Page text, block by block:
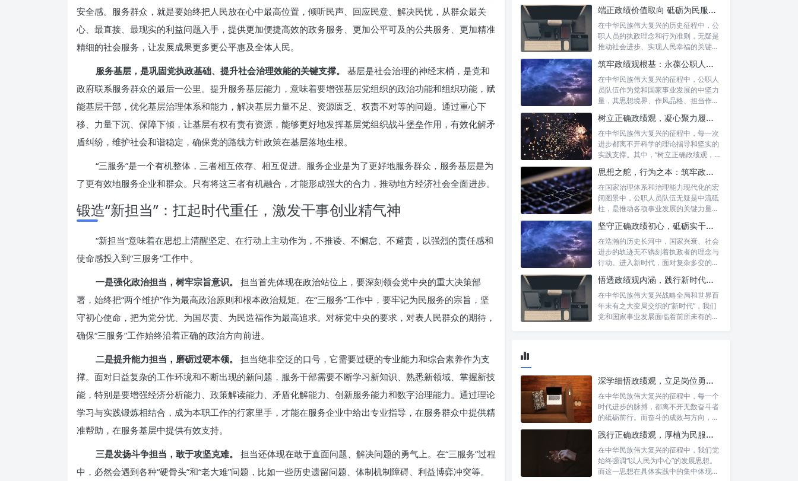
安全感。服务群众，就是要始终把人民放在心中最高位置，倾听民声、回应民意、解决民忧，从群众最关
心、最直接、最现实的利益问题入手，提供更加便捷高效的政务服务、更加公平可及的公共服务、更加精准
精细的社会服务，让发展成果更多更公平惠及全体人民。
服务基层，是巩固党执政基础、提升社会治理效能的关键支撑。
基层是社会治理的神经末梢，是党和
政府联系服务群众的最后一公里。提升服务基层能力，意味着要增强基层党组织的政治功能和组织功能，赋
能基层干部，优化基层治理体系和能力，解决基层力量不足、资源匮乏、权责不对等的问题。通过重心下
移、力量下沉、保障下倾，让基层有权有责有资源，能够更好地发挥基层党组织战斗堡垒作用，有效化解矛
盾纠纷，维护社会和谐稳定，确保党的路线方针政策在基层落地生根。
“三服务”是一个有机整体，三者相互依存、相互促进。服务企业是为了更好地服务群众，服务基层是为
了更有效地服务企业和群众。只有将这三者有机融合，才能形成强大的合力，推动地方经济社会全面进步。
锻造“新担当”：扛起时代重任，激发干事创业精气神
“新担当”意味着在思想上清醒坚定、在行动上主动作为，不推诿、不懈怠、不避责，以强烈的责任感和
使命感投入到“三服务”工作中。
一是强化政治担当，树牢宗旨意识。
担当首先体现在政治站位上，要深刻领会党中央的重大决策部
署，始终把“两个维护”作为最高政治原则和根本政治规矩。在“三服务”工作中，要牢记为民服务的宗旨，坚
守初心使命，把为党分忧、为国尽责、为民造福作为最高追求。对标党中央的要求，对表人民群众的期待，
确保“三服务”工作始终沿着正确的政治方向前进。
二是提升能力担当，磨砺过硬本领。
担当绝非空泛的口号，它需要过硬的专业能力和综合素养作为支
撑。面对日益复杂的工作环境和不断出现的新问题，服务干部需要不断学习新知识、熟悉新领域、掌握新技
能，特别是要增强经济分析能力、政策解读能力、矛盾化解能力、创新服务能力和数字治理能力。通过理论
学习与实践锻炼相结合，成为本职工作的行家里手，才能在服务企业中给出专业指导，在服务群众中提供精
准帮助，在服务基层中提供有效支持。
三是发扬斗争担当，敢于攻坚克难。
担当还体现在敢于直面问题、解决问题的勇气上。在“三服务”过程
中，必然会遇到各种“硬骨头”和“老大难”问题，比如一些历史遗留问题、体制机制障碍、利益博弈冲突等。
端正政绩价值取向 砥砺为民服务初心：新时代公仆的责任与担当
在中华民族伟大复兴的历史征程中，公
职人员的执政理念和行为准则，无疑是
推动社会进步、实现人民幸福的关键所
筑牢政绩观根基：永葆公职人员本色的时代考量与实践路径
在中华民族伟大复兴的征程中，公职人
员队伍作为党和国家事业发展的中坚力
量，其思想境界、作风品格、担当作为
树立正确政绩观，凝心聚力履职尽责：新时代下的治理智慧与实践路径
在中华民族伟大复兴的征程中，每一次
进步都离不开科学的理论指导和坚实的
实践支撑。其中，“树立正确政绩观，凝
思想之舵，行为之本：筑牢政绩观根基，永葆公职人员本色
在国家治理体系和治理能力现代化的宏
阔图景中，公职人员队伍无疑是中流砥
柱，是推动各项事业发展的关键力量。
坚守正确政绩初心，砥砺实干担当精神：新时代高质量发展的核心引擎
在浩瀚的历史长河中，国家兴衰、社会
进步的轨迹无不镌刻着执政者的理念与
行动。进入新时代，面对复杂多变的国
悟透政绩观内涵，践行新时代使命：书写高质量发展的时代答卷
在中华民族伟大复兴战略全局和世界百
年未有之大变局交织的“新时代”，我们
党和国家事业发展面临着前所未有的机
深学细悟政绩观，立足岗位勇争先：新时代奋斗者的思想指引与实践航标
在中华民族伟大复兴的征程中，每一个
时代进步的脉搏，都离不开无数奋斗者
的砥砺前行。而奋斗的成效与方向，又
践行正确政绩观，厚植为民服务根基：迈向高质量发展的根本遵循
在中华民族伟大复兴的征程中，我们党
始终强调“以人民为中心”的发展思想。
而这一思想在具体实践中的集中体现，